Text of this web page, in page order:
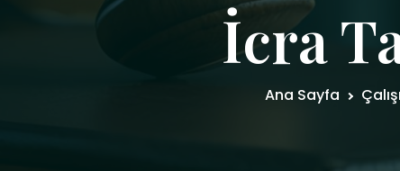
İcra
Ana Sayfa